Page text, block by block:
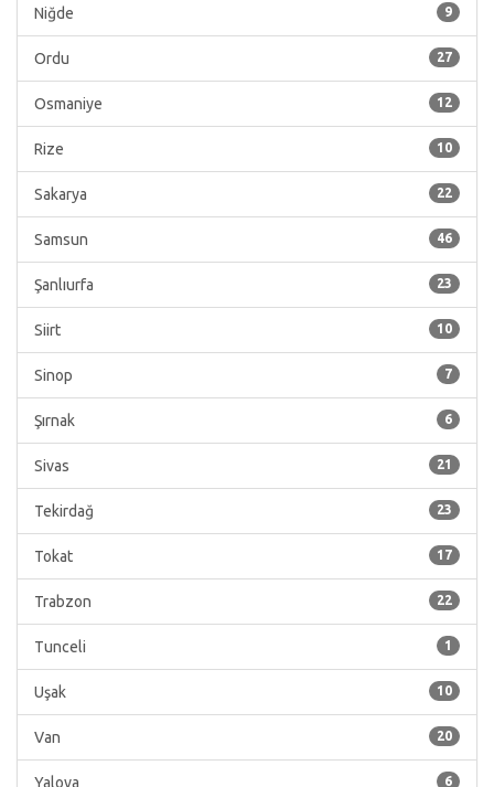
9
Niğde
27
Ordu
12
Osmaniye
10
Rize
22
Sakarya
46
Samsun
23
Şanlıurfa
10
Siirt
7
Sinop
6
Şırnak
21
Sivas
23
Tekirdağ
17
Tokat
22
Trabzon
1
Tunceli
10
Uşak
20
Van
6
Yalova